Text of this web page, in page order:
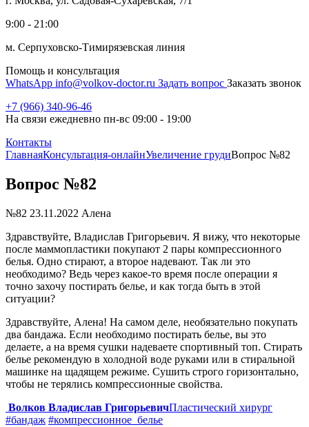
9:00 - 21:00
м. Серпуховско-Тимирязевская линия
Помощь и консультация
WhatsApp info@volkov-doctor.ru Задать вопрос Заказать звонок
+7 (966) 340-96-46
На связи ежедневно пн-вс 09:00 - 19:00
Контакты
ГлавнаяКонсультация-онлайнУвеличение грудиВопрос №82
Вопрос №82
№82 23.11.2022 Алена
Здравствуйте, Владислав Григорьевич. Я вижу, что некоторые
после маммопластики покупают 2 пары компрессионного
белья. Одно стирают, а второе надевают. Так ли это
необходимо? Ведь через какое-то время после операции я
точно захочу постирать белье, и как тогда быть в этой
ситуации?
Здравствуйте, Алена! На самом деле, необязательно покупать
два бандажа. Если необходимо постирать белье, вы это
делаете, а на время сушки надеваете спортивный топ. Стирать
белье рекомендую в холодной воде руками или в стиральной
машинке на щадящем режиме. Сушить строго горизонтально,
чтобы не терялись компрессионные свойства.
Волков Владислав ГригорьевичПластический хирург
#бандаж #компрессионное_белье